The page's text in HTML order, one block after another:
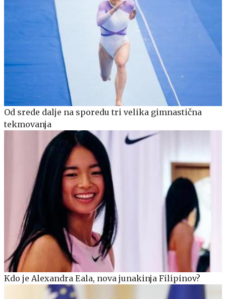
Od srede dalje na sporedu tri velika gimnastična
tekmovanja
Kdo je Alexandra Eala, nova junakinja Filipinov?